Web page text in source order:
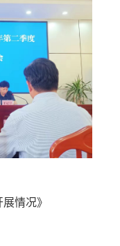
情况》